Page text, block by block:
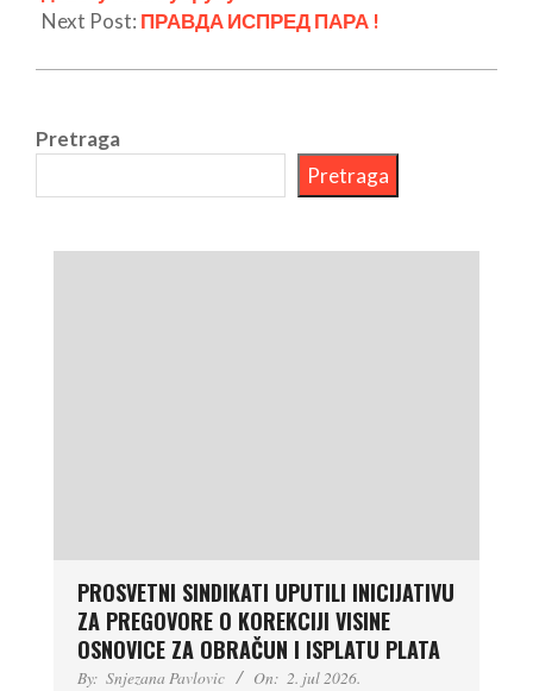
Next Post: ПРАВДА ИСПРЕД ПАРА !
Pretraga
Pretraga
PROSVETNI SINDIKATI UPUTILI INICIJATIVU
ZA PREGOVORE O KOREKCIJI VISINE
OSNOVICE ZA OBRAČUN I ISPLATU PLATA
By: Snjezana Pavlovic On: 2. jul 2026.